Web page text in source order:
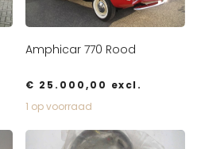
Amphicar 770 Rood
€ 25.000,00 excl.
1 op voorraad